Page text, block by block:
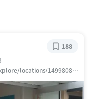
locations/14998088
188